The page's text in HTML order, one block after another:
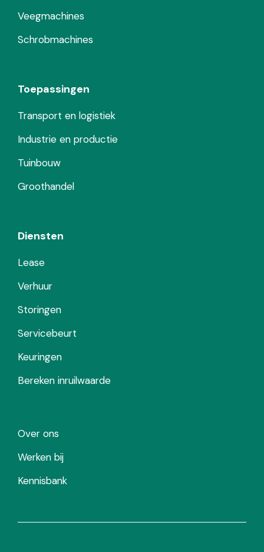
Veegmachines
Schrobmachines
Toepassingen
Transport en logistiek
Industrie en productie
Tuinbouw
Groothandel
Diensten
Lease
Verhuur
Storingen
Servicebeurt
Keuringen
Bereken inruilwaarde
Over ons
Werken bij
Kennisbank